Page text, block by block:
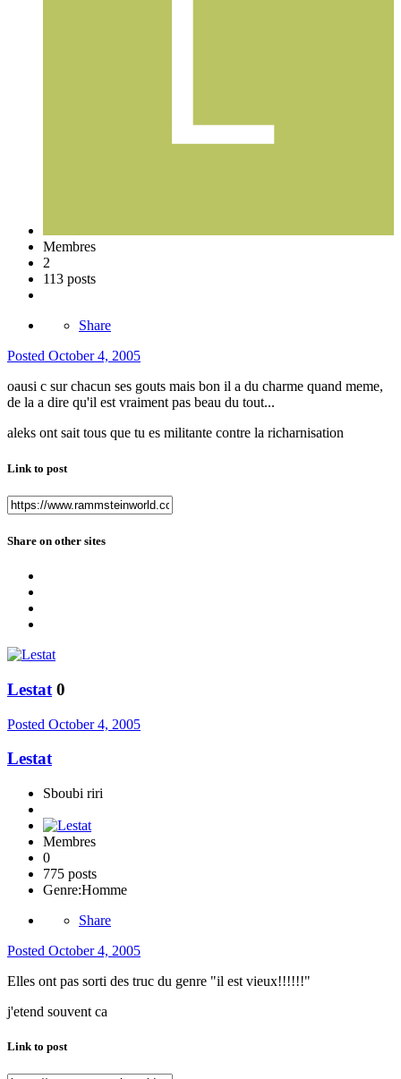
Membres
2
113 posts
Share
Posted October 4, 2005
oausi c sur chacun ses gouts mais bon il a du charme quand meme,
de la a dire qu'il est vraiment pas beau du tout...
aleks ont sait tous que tu es militante contre la richarnisation
Link to post
Share on other sites
Lestat 0
Posted October 4, 2005
Lestat
Sboubi riri
Membres
0
775 posts
Genre:Homme
Share
Posted October 4, 2005
Elles ont pas sorti des truc du genre "il est vieux!!!!!!"
j'etend souvent ca
Link to post